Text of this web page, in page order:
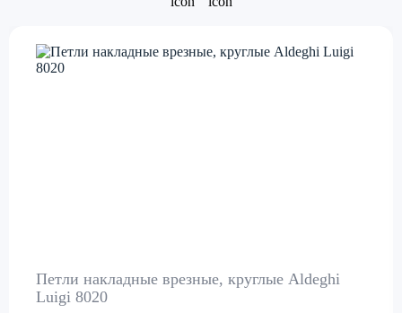
Петли накладные врезные, круглые Aldeghi
Luigi 8020